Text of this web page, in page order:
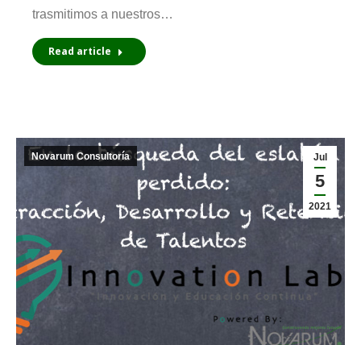
trasmitimos a nuestros…
Read article
Jul
5
2021
Novarum Consultoría